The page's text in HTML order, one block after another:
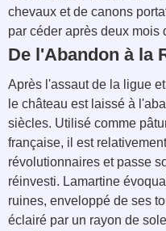
chevaux et de canons
par céder après deux mois
De l'Abandon à la
Après l'assaut de la ligue
le château est laissé à
siècles. Utilisé comme
française, il est
révolutionnaires et passe
réinvesti. Lamartine
ruines, enveloppé de ses
éclairé par un rayon de